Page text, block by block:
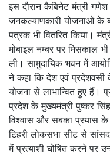
इस दौरान कैबिनेट मंत्री गणेश
जनकल्याणकारी योजनाओं के
पत्रक भी वितरित किया।
मोबाइल नम्बर पर मिसकाल
ली। सामुदायिक भवन में
ने कहा कि देश एवं प्रदेशवसी
योजना से लाभान्वित हुए हैं।
प्रदेश के मुख्यमंत्री पुष्कर
विश्वास और सबका प्रयास
टिहरी लोकसभा सीट से सांसद
में प्रत्याशी घोषित करने पर